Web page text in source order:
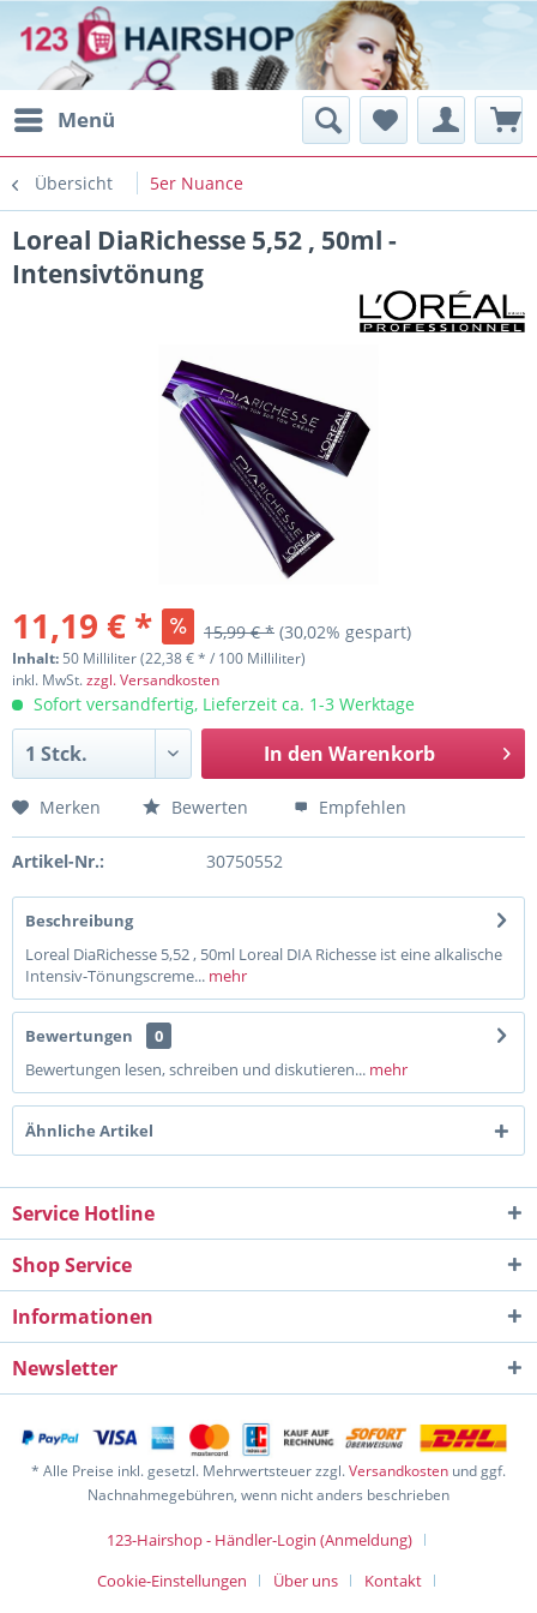
Menü
Übersicht 5er Nuance
Loreal DiaRichesse 5,52 , 50ml -
Intensivtönung
11,19 € * 15,99 € * (30,02% gespart)
Inhalt: 50 Milliliter (22,38 € * / 100 Milliliter)
inkl. MwSt.zzgl. Versandkosten
Sofort versandfertig, Lieferzeit ca. 1-3 Werktage
In den Warenkorb
Merken Bewerten Empfehlen
Artikel-Nr.: 30750552
Beschreibung
Loreal DiaRichesse 5,52 , 50ml Loreal DIA Richesse ist eine alkalische
Intensiv-Tönungscreme... mehr
Bewertungen
0
Bewertungen lesen, schreiben und diskutieren... mehr
Ähnliche Artikel
Service Hotline
Shop Service
Informationen
Newsletter
* Alle Preise inkl. gesetzl. Mehrwertsteuer zzgl.Versandkosten und ggf.
Nachnahmegebühren, wenn nicht anders beschrieben
123-Hairshop - Händler-Login (Anmeldung)
Cookie-Einstellungen
Über uns
Kontakt